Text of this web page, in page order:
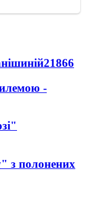
21866
-
з полонених